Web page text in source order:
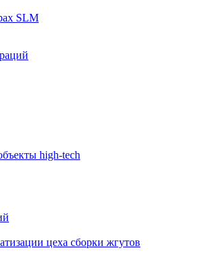
SLM
high-tech
цеха сборки жгутов